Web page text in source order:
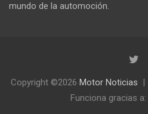
mundo de la automoción.
Copyright ©2026 Motor Noticias
Funciona gracias a: